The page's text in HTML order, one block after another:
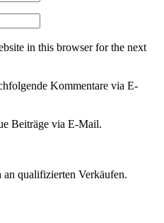
in this browser for the next
Kommentare via E-
Beiträge via E-Mail.
qualifizierten Verkäufen.